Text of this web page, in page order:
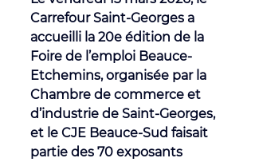
Carrefour Saint-Georges a
accueilli la 20e édition de la
Foire de l’emploi Beauce-
Etchemins, organisée par la
Chambre de commerce et
d’industrie de Saint-Georges,
et le CJE Beauce-Sud faisait
partie des 70 exposants